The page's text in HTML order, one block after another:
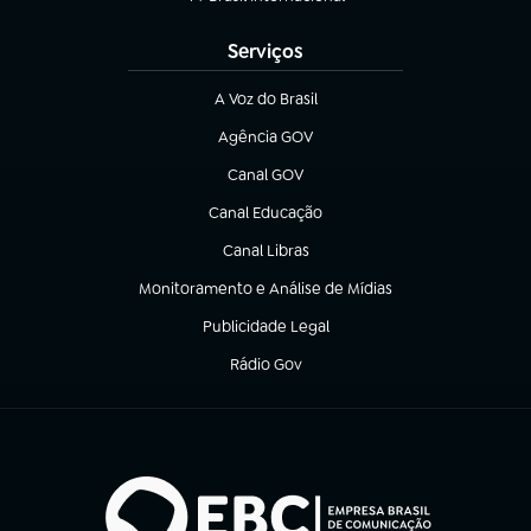
Serviços
A Voz do Brasil
(abre em nova aba)
Agência GOV
(abre em nova aba)
Canal GOV
(abre em nova aba)
Canal Educação
(abre em nova aba)
Canal Libras
(abre em nova aba)
Monitoramento e Análise de Mídias
(abre em nova aba)
Publicidade Legal
(abre em nova aba)
Rádio Gov
(abre em nova aba)